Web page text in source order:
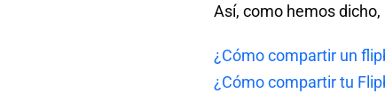
Así, como hemos
¿Cómo compartir un
¿Cómo compartir tu